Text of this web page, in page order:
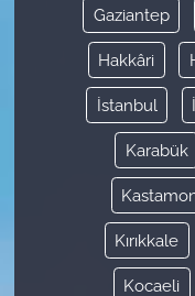
Gaziantep
Hakkâri
İstanbul
Karabük
Kırıkkale
Kocaeli